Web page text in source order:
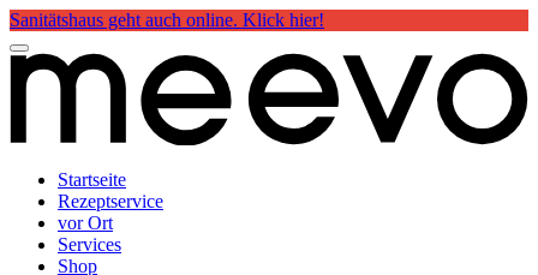
Sanitätshaus geht auch online. Klick hier!
Startseite
Rezeptservice
vor Ort
Services
Shop